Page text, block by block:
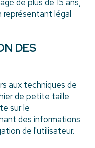
de plus de 15 ans,
représentant légal
DES
aux techniques de
de petite taille
sur le
des informations
de l'utilisateur.